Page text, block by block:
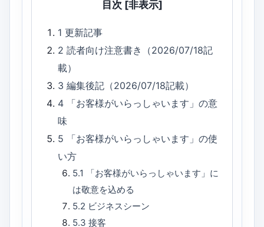
目次 [非表示]
1更新記事
2読者向け注意書き（2026/07/18記
載）
3編集後記（2026/07/18記載）
4
「お客様がいらっしゃいます」の意
味
5
「お客様がいらっしゃいます」の使
い方
5.1
「お客様がいらっしゃいます」に
は敬意を込める
5.2 ビジネスシーン
5.3 接客